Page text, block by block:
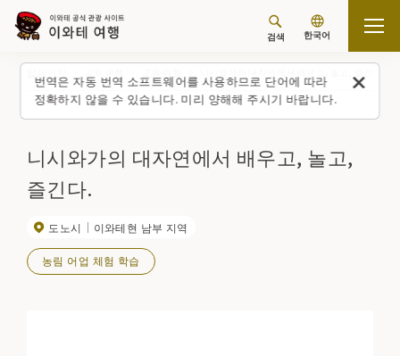
번역은 자동 번역 소프트웨어를 사용하므로 단어에 따라
정확하지 않을 수 있습니다. 미리 양해해 주시기 바랍니다.
검색 한국어
니시와가의 대자연에서 배우고, 놀고,
즐긴다.
도노시 이와테현 남부 지역
농림 어업 체험 학습